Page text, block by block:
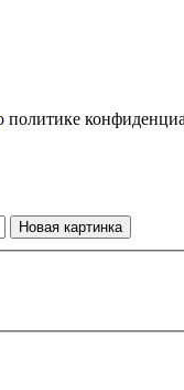
политике
Новая картинка